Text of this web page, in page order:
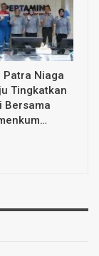
Patra Niaga
Tingkatkan
Bersama